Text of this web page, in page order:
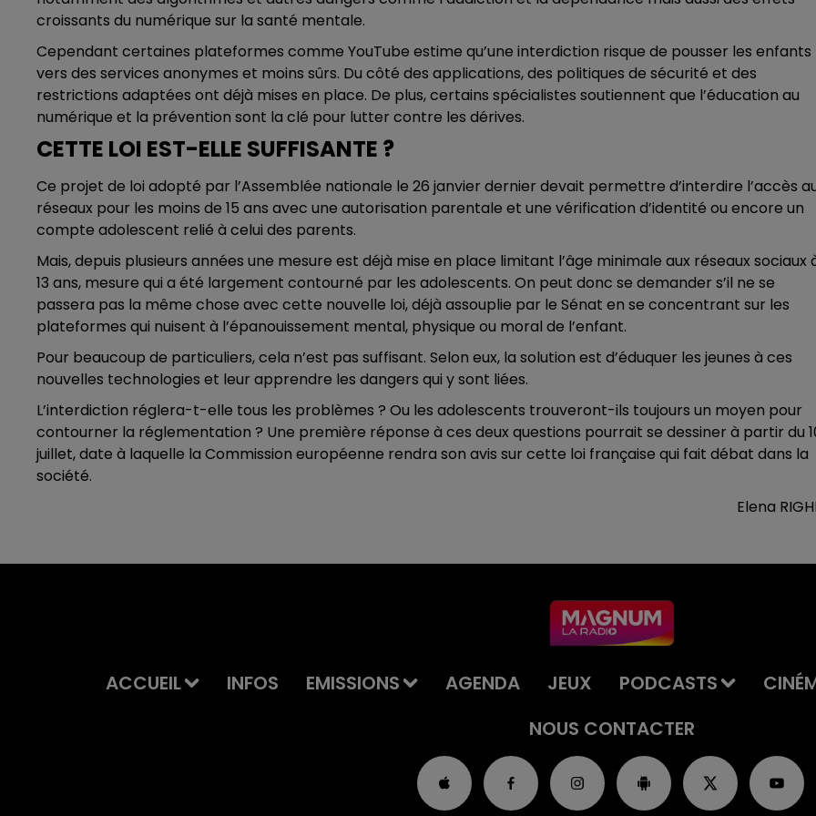
croissants du numérique sur la santé mentale.
Cependant certaines plateformes comme YouTube estime qu’une interdiction risque de pousser les enfants
vers des services anonymes et moins sûrs. Du côté des applications, des politiques de sécurité et des
restrictions adaptées ont déjà mises en place. De plus, certains spécialistes soutiennent que l’éducation au
numérique et la prévention sont la clé pour lutter contre les dérives.
CETTE LOI EST-ELLE SUFFISANTE ?
Ce projet de loi adopté par l’Assemblée nationale le 26 janvier dernier devait permettre d’interdire l’accès
réseaux pour les moins de 15 ans avec une autorisation parentale et une vérification d’identité ou encore un
compte adolescent relié à celui des parents.
Mais, depuis plusieurs années une mesure est déjà mise en place limitant l’âge minimale aux réseaux sociaux
13 ans, mesure qui a été largement contourné par les adolescents. On peut donc se demander s’il ne se
passera pas la même chose avec cette nouvelle loi, déjà assouplie par le Sénat en se concentrant sur les
plateformes qui nuisent à l’épanouissement mental, physique ou moral de l’enfant.
Pour beaucoup de particuliers, cela n’est pas suffisant. Selon eux, la solution est d’éduquer les jeunes à ces
nouvelles technologies et leur apprendre les dangers qui y sont liées.
L’interdiction réglera-t-elle tous les problèmes ? Ou les adolescents trouveront-ils toujours un moyen pour
contourner la réglementation ? Une première réponse à ces deux questions pourrait se dessiner à partir du
juillet, date à laquelle la Commission européenne rendra son avis sur cette loi française qui fait débat dans la
société.
Elena
ACCUEIL INFOS EMISSIONS AGENDA JEUX PODCASTS
NOUS CONTACTER